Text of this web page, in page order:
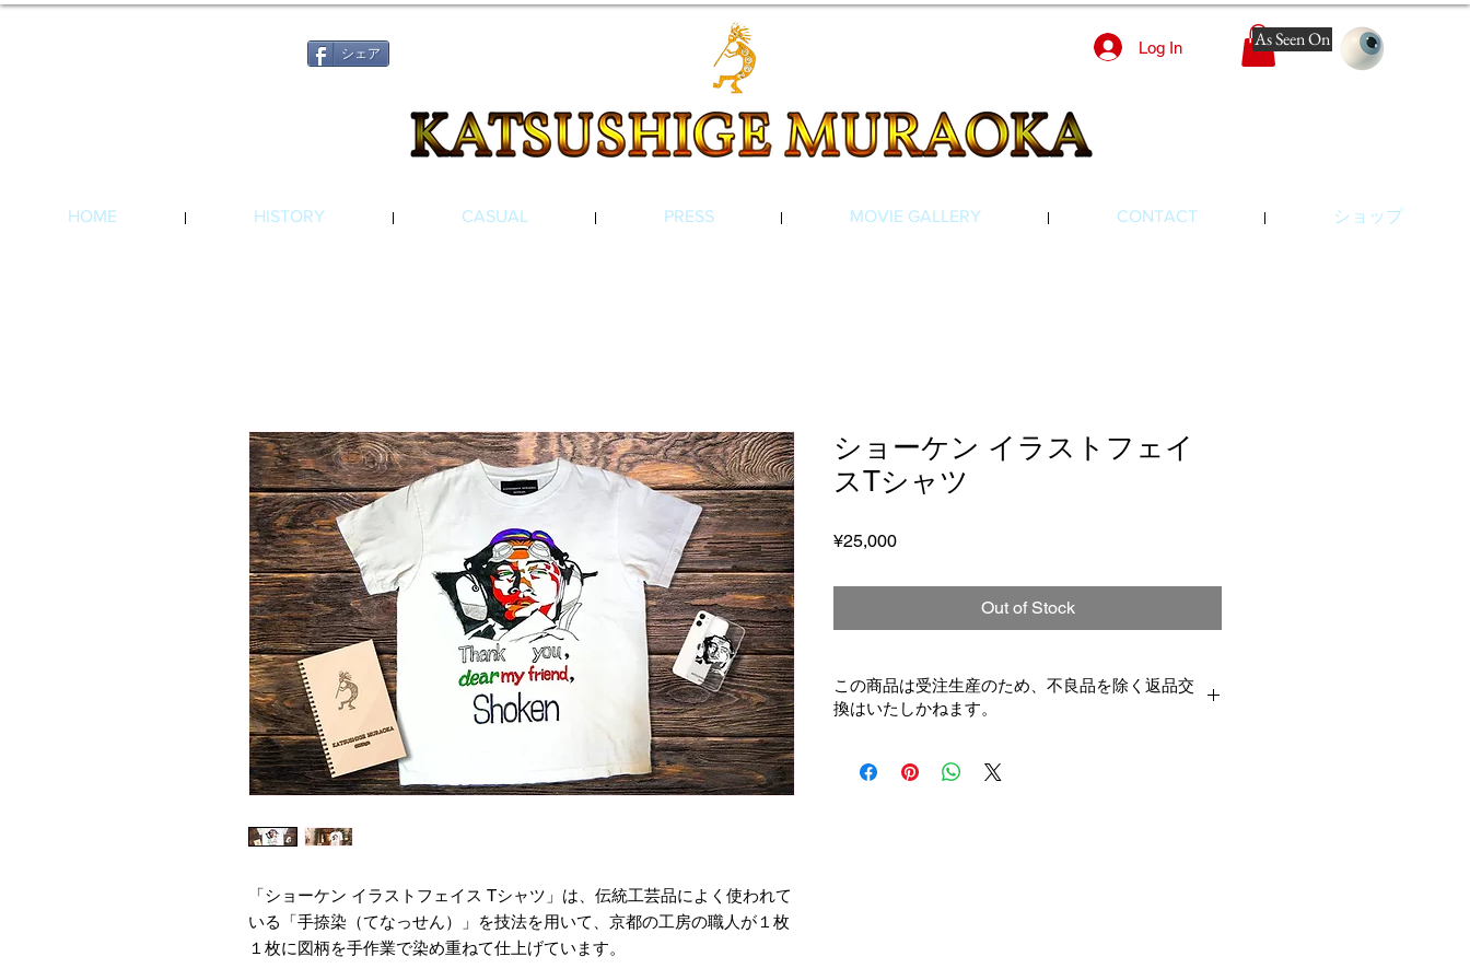
As Seen On
シェア Log In
HOME HISTORY CASUAL PRESS MOVIE GALLERY CONTACT ショップ
「ショーケン イラストフェイス Tシャツ」は、伝統工芸品によく使われて
いる「手捺染（てなっせん）」を技法を用いて、京都の工房の職人が１枚
１枚に図柄を手作業で染め重ねて仕上げています。
ショーケン イラストフェイ
スTシャツ
¥25,000Price
Out of Stock
この商品は受注生産のため、不良品を除く返品交
換はいたしかねます。